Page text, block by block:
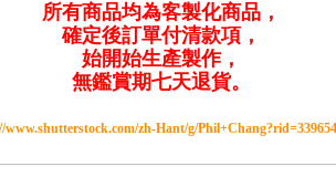
所有商品均為客製化商品，
確定後訂單付清款項，
始開始生產製作，
無鑑賞期七天退貨。
www.shutterstock.com/zh-Hant/g/